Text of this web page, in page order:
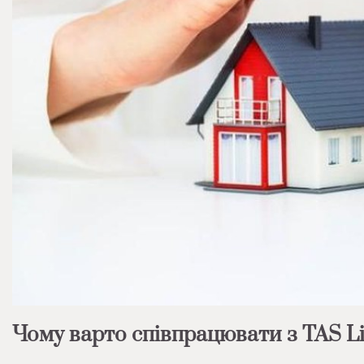
Чому варто співпрацювати з TAS